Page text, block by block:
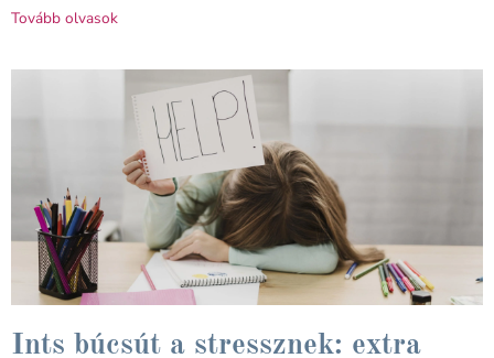
Tovább olvasok
Ints búcsút a stressznek: extra